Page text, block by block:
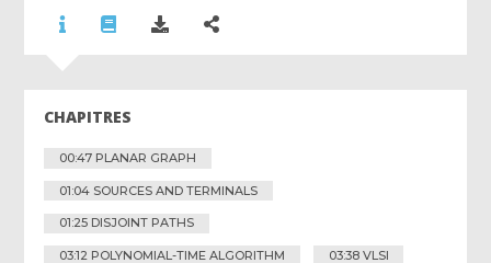
CHAPITRES
00:47 PLANAR GRAPH
01:04 SOURCES AND TERMINALS
01:25 DISJOINT PATHS
03:12 POLYNOMIAL-TIME ALGORITHM 03:38 VLSI